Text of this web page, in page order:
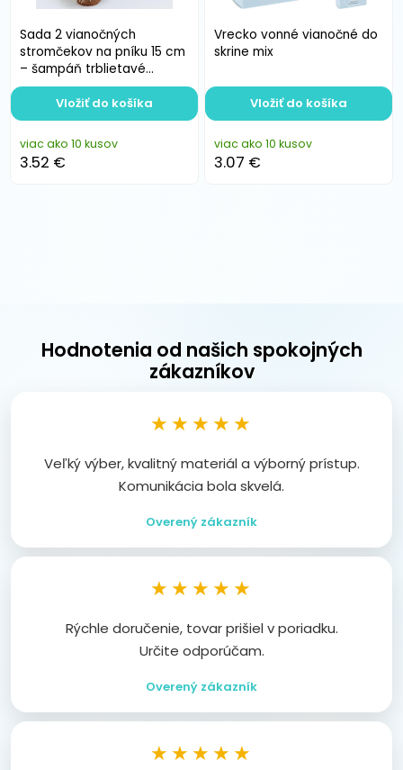
Sada 2 vianočných
stromčekov na pníku 15 cm
– šampáň trblietavé
dekorácie
viac ako 10 kusov
3.52 €
Vložiť do košíka
Vrecko vonné vianočné do
skrine mix
viac ako 10 kusov
3.07 €
Vložiť do košíka
Hodnotenia od našich spokojných
zákazníkov
★★★★★
Veľký výber, kvalitný materiál a výborný prístup.
Komunikácia bola skvelá.
Overený zákazník
★★★★★
Rýchle doručenie, tovar prišiel v poriadku.
Určite odporúčam.
Overený zákazník
★★★★★